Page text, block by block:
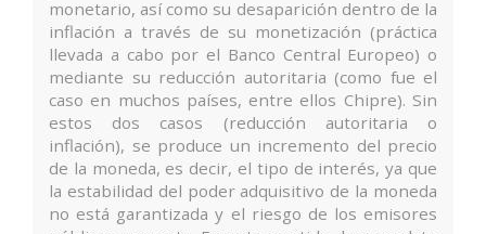
monetario, así como su desaparición dentro de la
inflación a través de su monetización (práctica
llevada a cabo por el Banco Central Europeo) o
mediante su reducción autoritaria (como fue el
caso en muchos países, entre ellos Chipre). Sin
estos dos casos (reducción autoritaria o
inflación), se produce un incremento del precio
de la moneda, es decir, el tipo de interés, ya que
la estabilidad del poder adquisitivo de la moneda
no está garantizada y el riesgo de los emisores